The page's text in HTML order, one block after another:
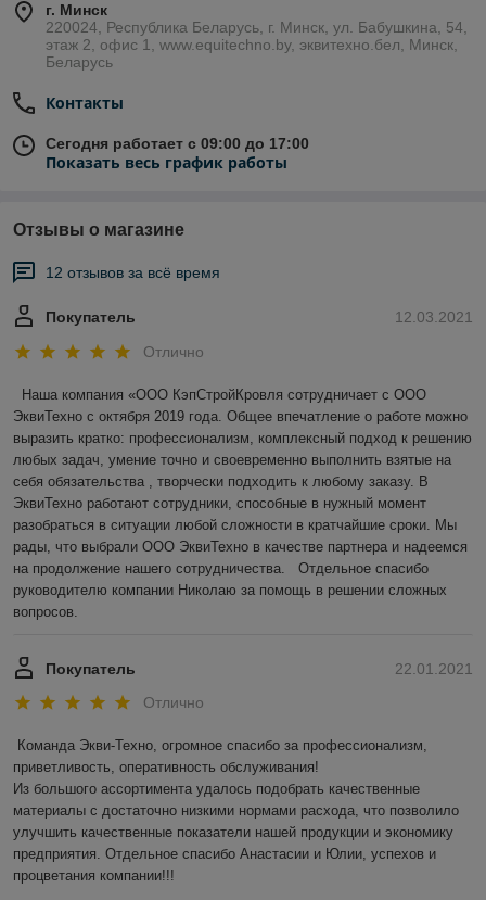
г. Минск
220024, Республика Беларусь, г. Минск, ул. Бабушкина, 54,
этаж 2, офис 1, www.equitechno.by, эквитехно.бел, Минск,
Беларусь
Контакты
Сегодня работает с 09:00 до 17:00
Показать весь график работы
Отзывы о магазине
12 отзывов за всё время
12.03.2021
Покупатель
Отлично
Наша компания «ООО КэпСтройКровля сотрудничает с ООО
ЭквиТехно с октября 2019 года. Общее впечатление о работе можно
выразить кратко: профессионализм, комплексный подход к решению
любых задач, умение точно и своевременно выполнить взятые на
себя обязательства , творчески подходить к любому заказу. В
ЭквиТехно работают сотрудники, способные в нужный момент
разобраться в ситуации любой сложности в кратчайшие сроки. Мы
рады, что выбрали ООО ЭквиТехно в качестве партнера и надеемся
на продолжение нашего сотрудничества.   Отдельное спасибо
руководителю компании Николаю за помощь в решении сложных
вопросов.
22.01.2021
Покупатель
Отлично
Команда Экви-Техно, огромное спасибо за профессионализм,
приветливость, оперативность обслуживания!
Из большого ассортимента удалось подобрать качественные
материалы с достаточно низкими нормами расхода, что позволило
улучшить качественные показатели нашей продукции и экономику
предприятия. Отдельное спасибо Анастасии и Юлии, успехов и
процветания компании!!!